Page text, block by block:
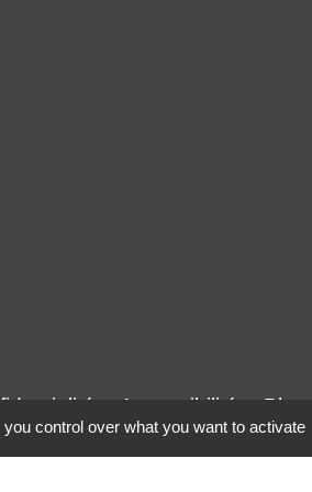
Accessibilité Plan
control over what you want to activate